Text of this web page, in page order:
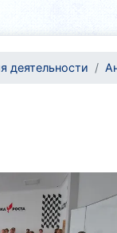
деятельности